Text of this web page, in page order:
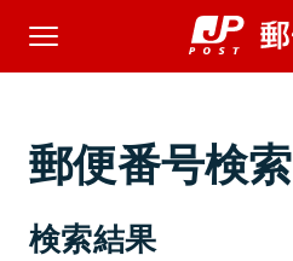
郵便番号検索
検索結果